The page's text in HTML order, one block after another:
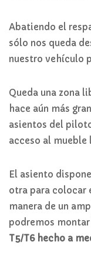
Abatiendo el
sólo nos queda
nuestro vehículo
Queda una zona
hace aún más
asientos del
acceso al
El asiento
otra para colocar
manera de un
podremos
T5/T6 hecho a